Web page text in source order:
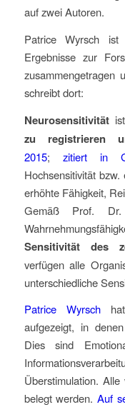
auf zwei Autoren.
Patrice Wyrsch
Ergebnisse zur
zusammengetragen
schreibt dort:
Neurosensitivitätist
zu registrieren
2015; zitiert in
Hochsensitivität
erhöhte Fähigkeit,
Gemäß Prof.
Sensitivität des
verfügen alle
unterschiedliche
Patrice Wyrschhat
aufgezeigt, in
Dies sind
Überstimulation.
belegt werden.Auf